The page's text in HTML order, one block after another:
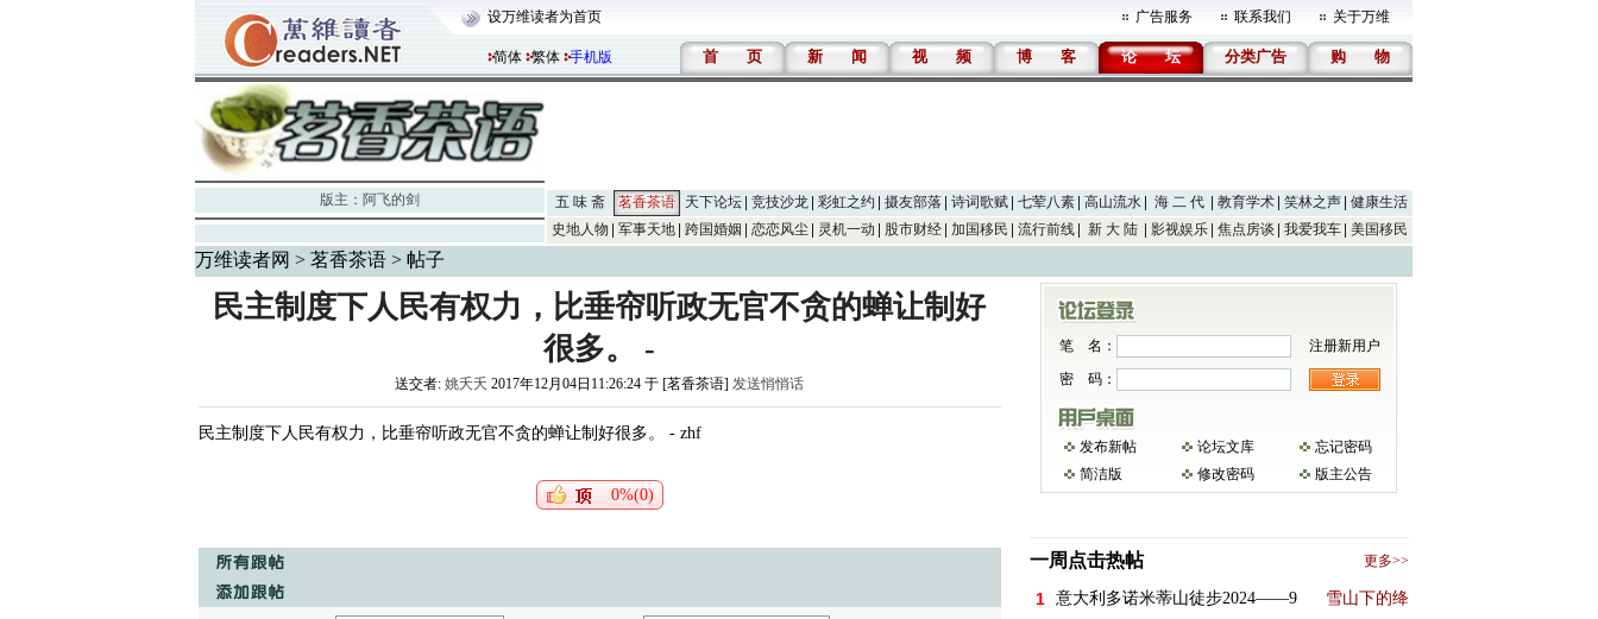
设万维读者为首页 广告服务 联系我们 关于万维
简体 繁体 手机版 首 页 新 闻 视 频 博 客 论 坛 分类广告 购 物
版主： 阿飞的剑 五 味 斋 茗香茶语 天下论坛 竞技沙龙 彩虹之约 摄友部落 诗词歌赋 七荤八素 高山流水 海 二 代 教育学术 笑林之声
健康生活
史地人物
军事天地 跨国婚姻 恋恋风尘 灵机一动 股市财经 加国移民 流行前线 新 大 陆 影视娱乐 焦点房谈 我爱我车 美国移民
万维读者网 > 茗香茶语> 帖子
民主制度下人民有权力，比垂帘听政无官不贪的蝉让制好
很多。 -
送交者: 姚夭夭 2017年12月04日11:26:24 于 [茗香茶语] 发送悄悄话
民主制度下人民有权力，比垂帘听政无官不贪的蝉让制好很多。 - zhf
0%(0)
笔 名：
注册新用户
密 码：
发布新帖 论坛文库
忘记密码
简洁版
修改密码 版主公告
一周点击热帖 更多>>
1 意大利多诺米蒂山徒步2024——9 雪山下的绛